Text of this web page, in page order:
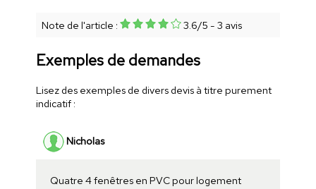
Note de l'article : 3.6/5 - 3 avis
Exemples de demandes
Lisez des exemples de divers devis à titre purement
indicatif :
Nicholas
Quatre 4 fenêtres en PVC pour logement